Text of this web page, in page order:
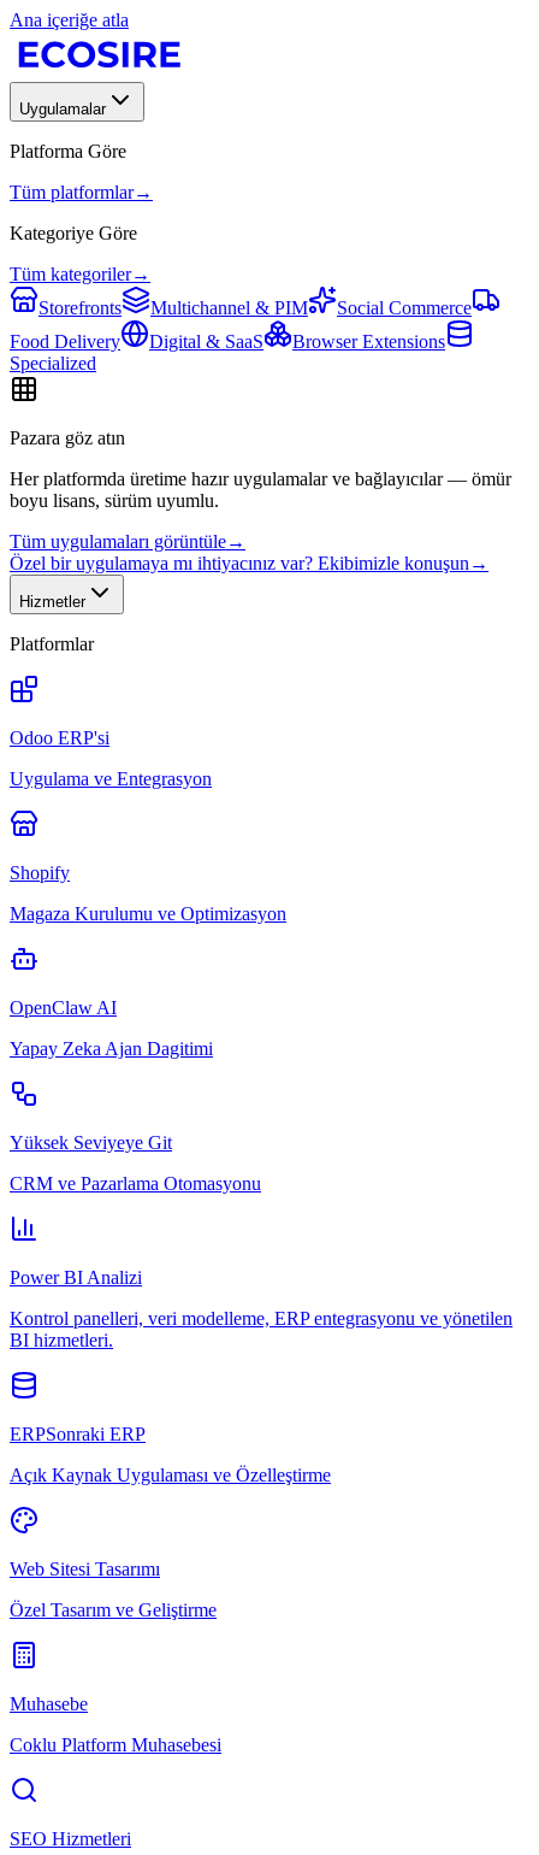
Ana içeriğe atla
Uygulamalar
Platforma Göre
Tüm platformlar→
Kategoriye Göre
Tüm kategoriler→
Storefronts
Multichannel & PIM
Social Commerce
Food Delivery
Digital & SaaS
Browser Extensions
Specialized
Pazara göz atın
Her platformda üretime hazır uygulamalar ve bağlayıcılar — ömür
boyu lisans, sürüm uyumlu.
Tüm uygulamaları görüntüle→
Özel bir uygulamaya mı ihtiyacınız var? Ekibimizle konuşun →
Hizmetler
Platformlar
Odoo ERP'si
Uygulama ve Entegrasyon
Shopify
Magaza Kurulumu ve Optimizasyon
OpenClaw AI
Yapay Zeka Ajan Dagitimi
Yüksek Seviyeye Git
CRM ve Pazarlama Otomasyonu
Power BI Analizi
Kontrol panelleri, veri modelleme, ERP entegrasyonu ve yönetilen
BI hizmetleri.
ERPSonraki ERP
Açık Kaynak Uygulaması ve Özelleştirme
Web Sitesi Tasarımı
Özel Tasarım ve Geliştirme
Muhasebe
Coklu Platform Muhasebesi
SEO Hizmetleri